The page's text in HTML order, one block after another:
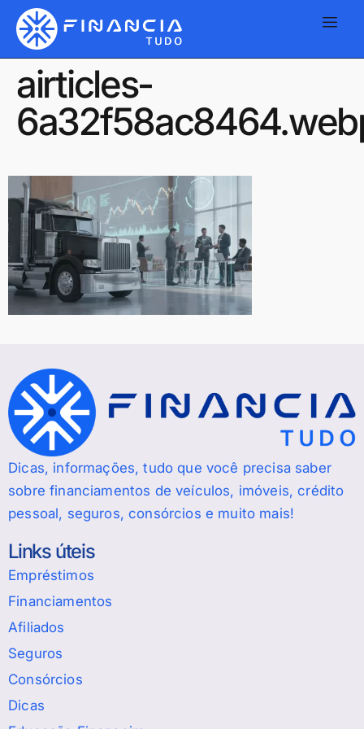
airticles-
Dicas, informações, tudo que você precisa saber
sobre financiamentos de veículos, imóveis, crédito
pessoal, seguros, consórcios e muito mais!
Links úteis
Empréstimos
Financiamentos
Afiliados
Seguros
Consórcios
Dicas